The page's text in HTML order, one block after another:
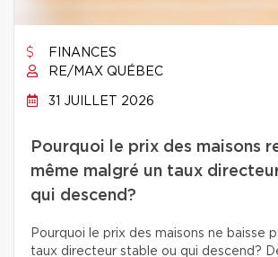
FINANCES
RE/MAX QUÉBEC
31 JUILLET 2026
Pourquoi le prix des maisons
même malgré un taux
qui descend?
Pourquoi le prix des maisons ne baisse
taux directeur stable ou qui descend?